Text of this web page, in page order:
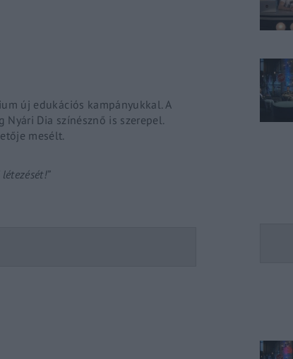
új edukációs kampányukkal. A
Dia színésznő is szerepel.
mesélt.